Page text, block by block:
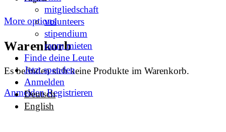
More options
Warenkorb
Es befinden sich keine Produkte im Warenkorb.
Anmelden Registrieren
mitgliedschaft
volunteers
stipendium
raum mieten
Finde deine Leute
Jetzt spenden
Anmelden
Deutsch
English